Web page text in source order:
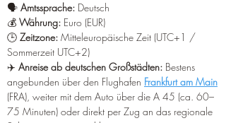
🗣️ Amtssprache: Deutsch
💰 Währung: Euro (EUR)
🕒 Zeitzone: Mitteleuropäische Zeit (UTC+1 /
Sommerzeit UTC+2)
✈️ Anreise ab deutschen Großstädten: Bestens
angebunden über den Flughafen Frankfurt am Main
(FRA), weiter mit dem Auto über die A 45 (ca. 60–
75 Minuten) oder direkt per Zug an das regionale